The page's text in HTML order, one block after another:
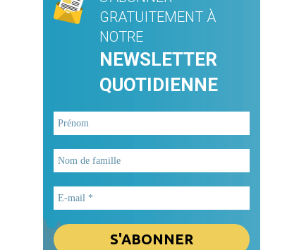
GRATUITEMENT À
NOTRE
NEWSLETTER
QUOTIDIENNE